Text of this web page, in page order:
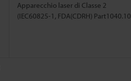
Apparecchio laser di Classe 2
(IEC60825-1, FDA(CDRH) Part1040.10